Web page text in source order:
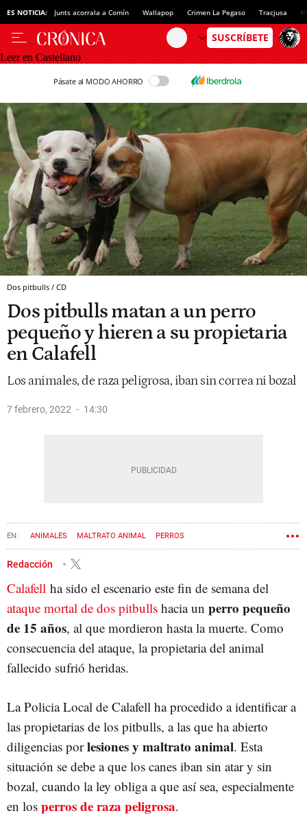
ES NOTICIA: Junts acorrala a Comín Wallapop Crimen La Pegaso Tracjusa
Leer en Castellano
Pásate al MODO AHORRO
Dos pitbulls / CD
Dos pitbulls matan a un perro
pequeño y hieren a su propietaria
en Calafell
Los animales, de raza peligrosa, iban sin correa ni bozal
7 febrero, 2022 14:30
ANIMALES MALTRATO ANIMAL PERROS
Redacción
Calafell ha sido el escenario este fin de semana del
ataque mortal de dos pitbulls hacia un perro pequeño
de 15 años, al que mordieron hasta la muerte. Como
consecuencia del ataque, la propietaria del animal
fallecido sufrió heridas.
La Policia Local de Calafell ha procedido a identificar a
las propietarias de los pitbulls, a las que ha abierto
diligencias porlesiones y maltrato animal. Esta
situación se debe a que los canes iban sin atar y sin
bozal, cuando la ley obliga a que así sea, especialmente
en los perros de raza peligrosa.